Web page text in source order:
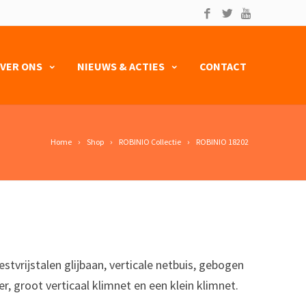
ONS NIEUWS & ACTIES CONTACT
Home Shop ROBINIO Collectie ROBINIO 18202
glijbaan, verticale netbuis, gebogen
groot verticaal klimnet en een klein klimnet.